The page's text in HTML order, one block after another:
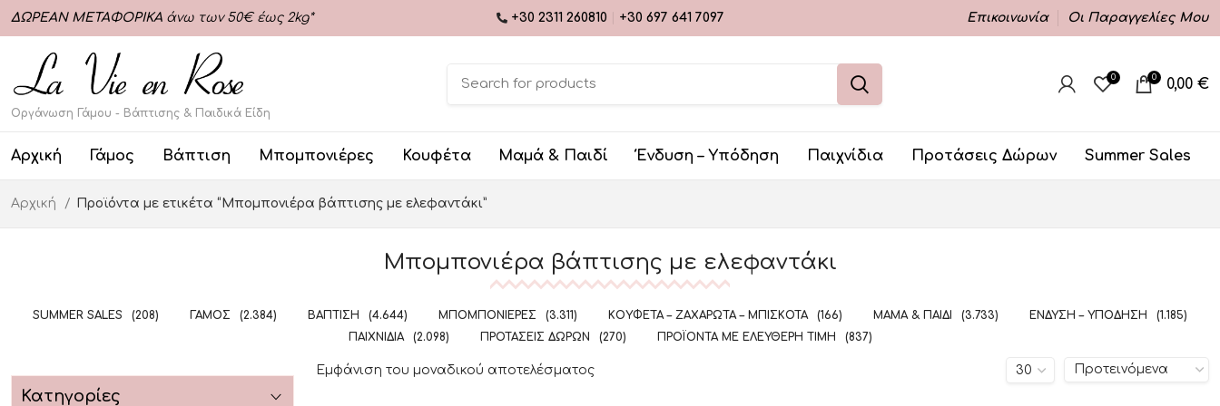
ΔΩΡΕΑΝ ΜΕΤΑΦΟΡΙΚΑ άνω των 50€ έως 2kg* +30 2311 260810 +30 697 641 7097 Επικοινωνία Οι Παραγγελίες Μου
Οργάνωση Γάμου - Βάπτισης & Παιδικά Είδη
0 0 0,00 €
Αρχική Γάμος Βάπτιση Μπομπονιέρες Κουφέτα Μαμά & Παιδί Ένδυση – Υπόδηση Παιχνίδια Προτάσεις Δώρων Summer Sales
Αρχική Προϊόντα με ετικέτα “Μπομπονιέρα βάπτισης με ελεφαντάκι”
Μπομπονιέρα βάπτισης με ελεφαντάκι
SUMMER SALES (208) ΓΆΜΟΣ (2.384) ΒΆΠΤΙΣΗ (4.644) ΜΠΟΜΠΟΝΙΈΡΕΣ (3.311) ΚΟΥΦΈΤΑ – ΖΑΧΑΡΩΤΆ – ΜΠΙΣΚΌΤΑ (166) ΜΑΜΆ & ΠΑΙΔΊ (3.733) ΈΝΔΥΣΗ – ΥΠΌΔΗΣΗ
(1.185)
ΠΑΙΧΝΊΔΙΑ
(2.098) ΠΡΟΤΆΣΕΙΣ ΔΏΡΩΝ (270) ΠΡΟΪΌΝΤΑ ΜΕ ΕΛΕΎΘΕΡΗ ΤΙΜΉ (837)
Κατηγορίες
Εμφάνιση του μοναδικού αποτελέσματος